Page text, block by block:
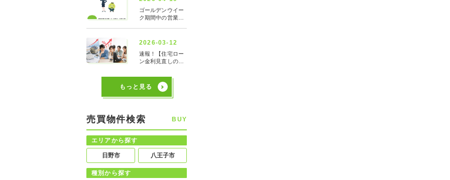
もっと見る
売買物件検索 BUY
エリアから探す
日野市 八王子市
種別から探す